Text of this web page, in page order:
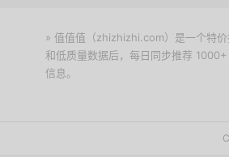
» 值值值（zhizhizhi.com）是一个特
和低质量数据后，每日同步推荐
信息。